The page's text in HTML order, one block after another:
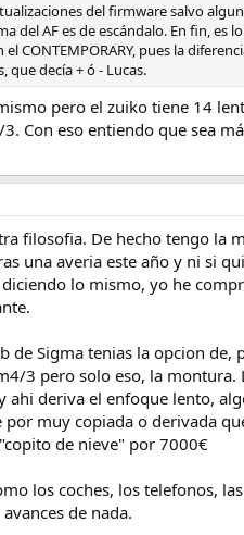
del firmware salvo
del AF es de escándalo. En fin, es
CONTEMPORARY, pues la
decía + ó - Lucas.
pero el zuiko tiene 14
Con eso entiendo que sea
filosofia. De hecho tengo la
una averia este año y ni si
lo mismo, yo he
de Sigma tenias la opcion de,
3 pero solo eso, la montura.
ahi deriva el enfoque lento,
muy copiada o derivada
de nieve" por 7000€
los coches, los telefonos,
de nada.